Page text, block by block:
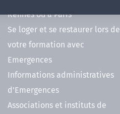
Rennes ou à Paris
Se loger et se restaurer lors de
votre formation avec
Emergences
Informations administratives
d'Emergences
Associations et instituts de